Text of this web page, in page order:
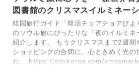
図書館のクリスマスイルミネー
韓国旅行ガイド「韓活チョアチョアびよ
のソウル旅にぴったりな「夜のイルミネ
紹介します。 もうクリスマスまで2週間
ショッピングの合間に、心ときめく光
ね。 https://otokorea.com/